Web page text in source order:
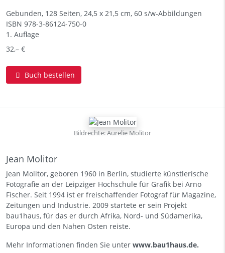
Gebunden, 128 Seiten, 24,5 x 21,5 cm, 60 s/w-Abbildungen
ISBN 978-3-86124-750-0
1. Auflage
32,– €
Buch bestellen
Bildrechte: Aurelie Molitor
Jean Molitor
Jean Molitor, geboren 1960 in Berlin, studierte künstlerische
Fotografie an der Leipziger Hochschule für Grafik bei Arno
Fischer. Seit 1994 ist er freischaffender Fotograf für Magazine,
Zeitungen und Industrie. 2009 startete er sein Projekt
bau1haus, für das er durch Afrika, Nord- und Südamerika,
Europa und den Nahen Osten reiste.
Mehr Informationen finden Sie unter www.bau1haus.de.